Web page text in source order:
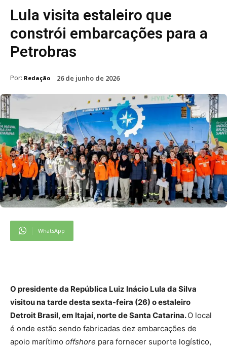
Lula visita estaleiro que
constrói embarcações para a
Petrobras
Por: Redação 26 de junho de 2026
WhatsApp
O presidente da República Luiz Inácio Lula da Silva
visitou na tarde desta sexta-feira (26) o estaleiro
Detroit Brasil, em Itajaí, norte de Santa Catarina.O local
é onde estão sendo fabricadas dez embarcações de
apoio marítimo offshore para fornecer suporte logístico,